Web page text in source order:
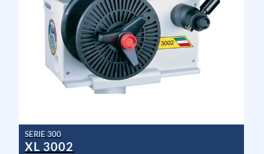
SERIE 300
XL 3002